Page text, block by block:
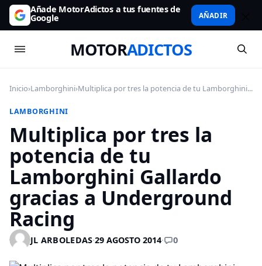
Añade MotorAdictos a tus fuentes de
Google AÑADIR
MOTORADICTOS
Inicio›Lamborghini›Multiplica por tres la potencia de tu Lamborghini...
LAMBORGHINI
Multiplica por tres la
potencia de tu
Lamborghini Gallardo
gracias a Underground
Racing
JL ARBOLEDAS·29 AGOSTO 2014· 0